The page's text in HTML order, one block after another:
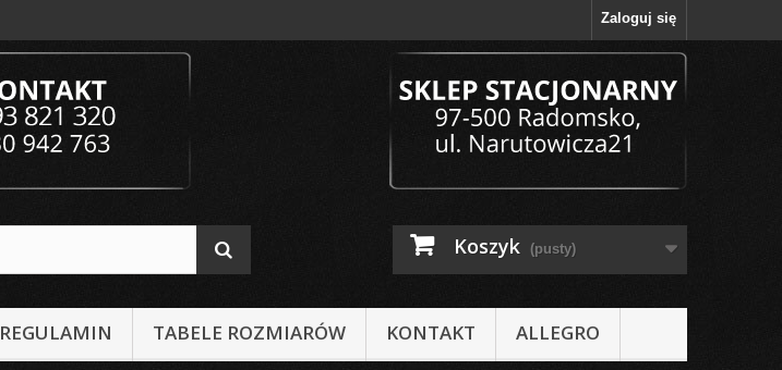
Zaloguj się
Koszyk (pusty)
REGULAMIN TABELE ROZMIARÓW KONTAKT ALLEGRO